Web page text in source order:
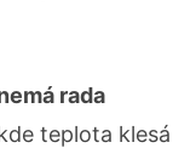
rada
teplota klesá